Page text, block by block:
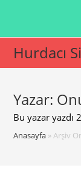
content
Hurdacı
Yazar:
Bu yazar yazdı
Anasayfa »Arşiv